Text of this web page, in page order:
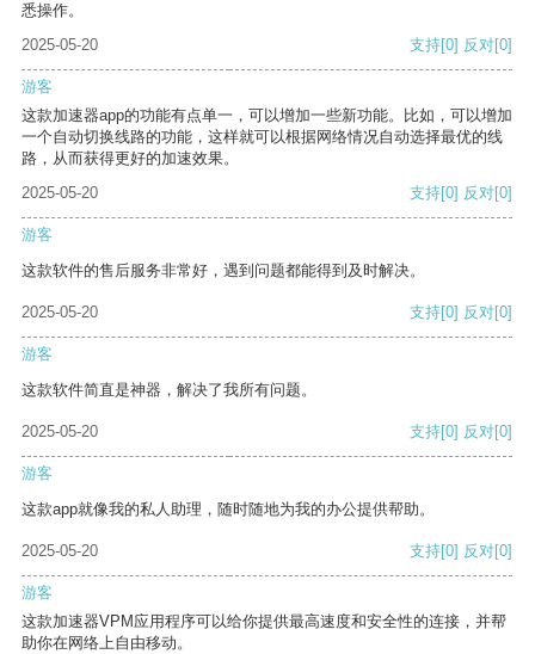
悉操作。
2025-05-20
支持[0] 反对[0]
游客
这款加速器app的功能有点单一，可以增加一些新功能。比如，可以增加
一个自动切换线路的功能，这样就可以根据网络情况自动选择最优的线
路，从而获得更好的加速效果。
2025-05-20
支持[0] 反对[0]
游客
这款软件的售后服务非常好，遇到问题都能得到及时解决。
2025-05-20 支持[0] 反对[0]
游客
这款软件简直是神器，解决了我所有问题。
2025-05-20 支持[0] 反对[0]
游客
这款app就像我的私人助理，随时随地为我的办公提供帮助。
2025-05-20 支持[0] 反对[0]
游客
这款加速器VPM应用程序可以给你提供最高速度和安全性的连接，并帮
助你在网络上自由移动。